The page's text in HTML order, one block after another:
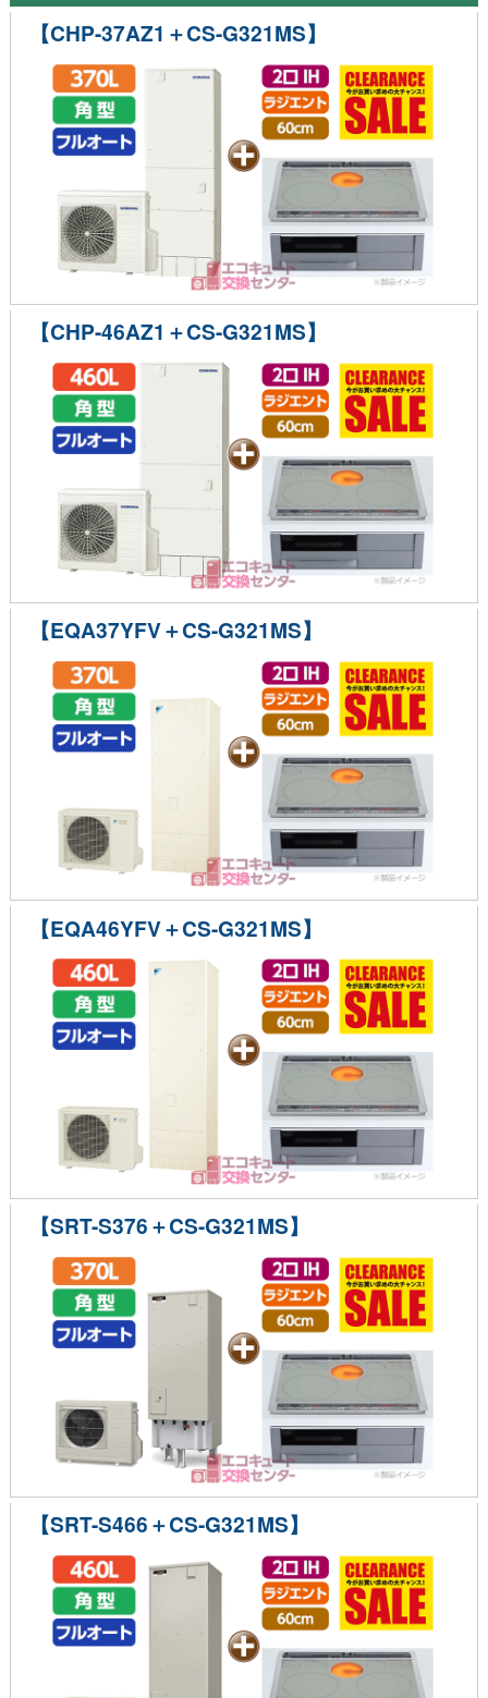
【CHP-37AZ1＋CS-G321MS】
【CHP-46AZ1＋CS-G321MS】
【EQA37YFV＋CS-G321MS】
【EQA46YFV＋CS-G321MS】
【SRT-S376＋CS-G321MS】
【SRT-S466＋CS-G321MS】